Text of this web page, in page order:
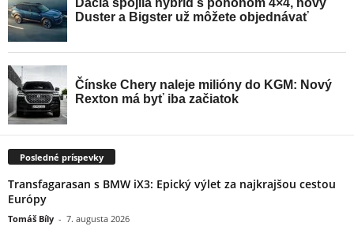
Posledné príspevky
Transfagarasan s BMW iX3: Epický výlet za najkrajšou cestou
Európy
Tomáš Bíly - 7. augusta 2026